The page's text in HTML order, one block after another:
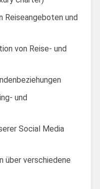
Reiseangeboten und
von Reise- und
und
Social Media
über verschiedene